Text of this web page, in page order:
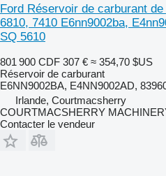
Ford Réservoir de carburant
6810, 7410 E6nn9002ba,
SQ 5610
801 900 CDF 307 € ≈ 354,70 $US
Réservoir de carburant
E6NN9002BA, E4NN9002AD,
Irlande, Courtmacsherry
COURTMACSHERRY
Contacter le vendeur